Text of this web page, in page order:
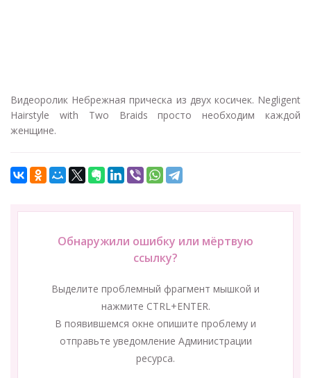
Видеоролик Небрежная прическа из двух косичек. Negligent
Hairstyle with Two Braids просто необходим каждой
женщине.
Обнаружили ошибку или мёртвую
ссылку?
Выделите проблемный фрагмент мышкой и
нажмите CTRL+ENTER.
В появившемся окне опишите проблему и
отправьте уведомление Администрации
ресурса.